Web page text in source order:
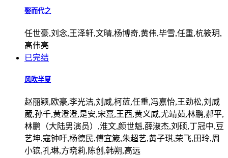
娶而代之
任世豪,刘念,王泽轩,文晴,杨博奇,黄伟,毕雪,任重,杭筱玥,
高伟亮
已完结
风吹半夏
赵丽颖,欧豪,李光洁,刘威,柯蓝,任重,冯嘉怡,王劲松,刘威
葳,孙千,黄澄澄,是安,宋熹,王西,黄义威,尤靖茹,林鹏,郝平,
林鹏（大陆男演员）,淮文,颜世魁,薛淑杰,刘硕,丁冠中,豆
艺坤,寇钟吁,杨德民,傅宜箴,朱超艺,黄子琪,荣飞,田玲,周
小镔,孔琳,方晓莉,陈创,韩朔,高远